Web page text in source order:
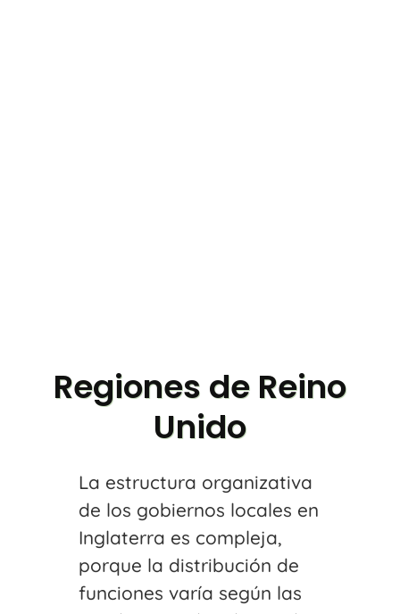
Regiones de Reino
Unido
La estructura organizativa
de los gobiernos locales en
Inglaterra es compleja,
porque la distribución de
funciones varía según las